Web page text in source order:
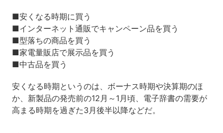
■安くなる時期に買う
■インターネット通販でキャンペーン品を買う
■型落ちの商品を買う
■家電量販店で展示品を買う
■中古品を買う
安くなる時期というのは、ボーナス時期や決算期のほ
か、新製品の発売前の12月～1月頃、電子辞書の需要が
高まる時期を過ぎた3月後半以降などだ。